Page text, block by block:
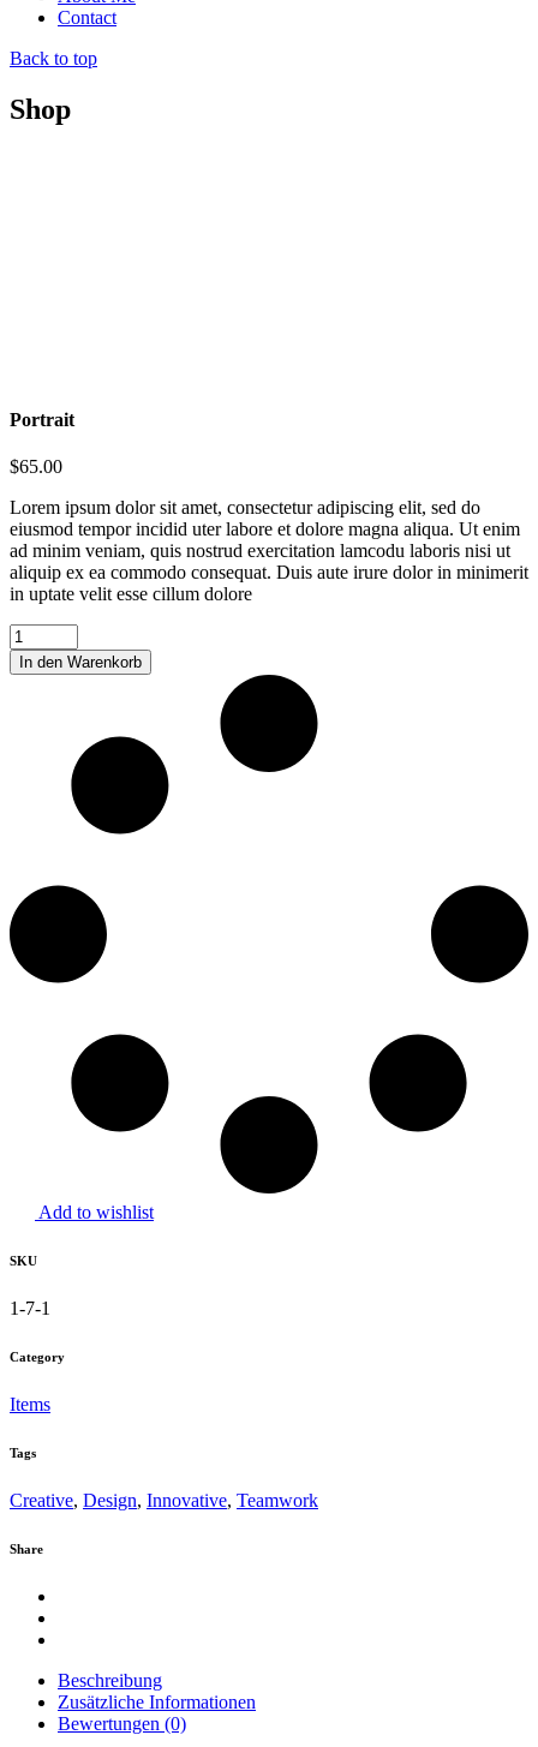
Contact
Back to top
Shop
Portrait
$65.00
Lorem ipsum dolor sit amet, consectetur adipiscing elit, sed do
eiusmod tempor incidid uter labore et dolore magna aliqua. Ut enim
ad minim veniam, quis nostrud exercitation lamcodu laboris nisi ut
aliquip ex ea commodo consequat. Duis aute irure dolor in minimerit
in uptate velit esse cillum dolore
Portrait
quantity
In den Warenkorb
Add to wishlist
SKU
1-7-1
Category
Items
Tags
Creative, Design, Innovative, Teamwork
Share
Beschreibung
Zusätzliche Informationen
Bewertungen (0)